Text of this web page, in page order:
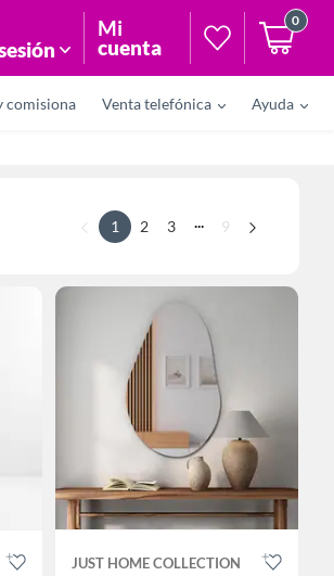
Mi
cuenta
0
comisiona Venta telefónica Ayuda
1 2 3 ... 9
JUST HOME COLLECTION